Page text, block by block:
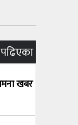
खबर